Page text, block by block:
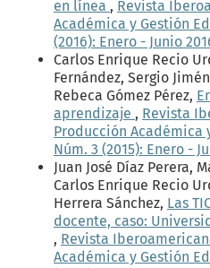
en línea , Revista
Académica y Gestión
(2016): Enero - Junio
Carlos Enrique Recio
Fernández, Sergio
Rebeca Gómez Pérez,
aprendizaje , Revista
Producción Académica
Núm. 3 (2015): Enero -
Juan José Díaz Perera,
Carlos Enrique Recio
Herrera Sánchez, Las
docente, caso:
, Revista
Académica y Gestión